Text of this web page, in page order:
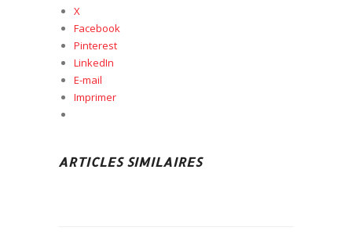
X
Facebook
Pinterest
LinkedIn
E-mail
Imprimer
ARTICLES SIMILAIRES